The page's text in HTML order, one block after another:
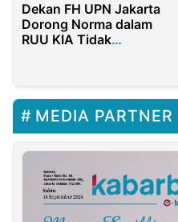
Dekan FH UPN Jakarta
Dorong Norma dalam
RUU KIA Tidak
MEDIA PARTNER